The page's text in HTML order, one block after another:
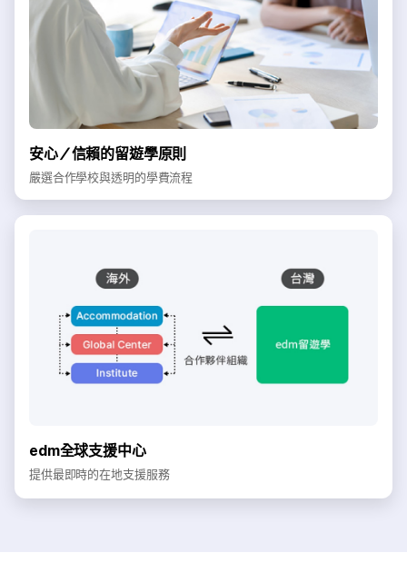
安心／信賴的留遊學原則
嚴選合作學校與透明的學費流程
edm全球支援中心
提供最即時的在地支援服務